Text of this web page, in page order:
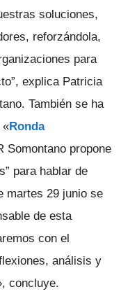
soluciones,
reforzándola,
para
explica Patricia
También se ha
«Ronda
Somontano propone
para hablar de
martes 29 junio se
de esta
con el
análisis y
concluye.